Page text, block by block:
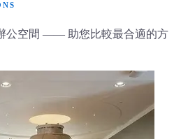
公空間 —— 助您比較最合適的方